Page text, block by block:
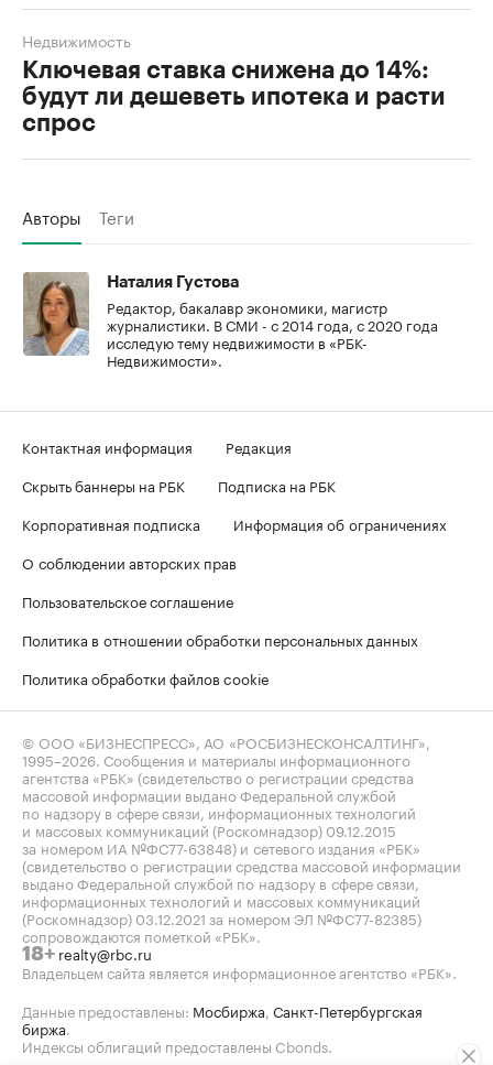
Ключевая ставка снижена до 14%:
будут ли дешеветь ипотека и расти
спрос
Недвижимость
Авторы Теги
Наталия Густова
Редактор, бакалавр экономики, магистр
журналистики. В СМИ - с 2014 года, с 2020 года
исследую тему недвижимости в «РБК-
Недвижимости».
Контактная информация
Редакция
Скрыть баннеры на РБК
Подписка на РБК
Корпоративная подписка
Информация об ограничениях
О соблюдении авторских прав
Пользовательское соглашение
Политика в отношении обработки персональных данных
Политика обработки файлов cookie
© ООО «БИЗНЕСПРЕСС», АО «РОСБИЗНЕСКОНСАЛТИНГ»,
1995–2026. Сообщения и материалы информационного
агентства «РБК» (свидетельство о регистрации средства
массовой информации выдано Федеральной службой
по надзору в сфере связи, информационных технологий
и массовых коммуникаций (Роскомнадзор) 09.12.2015
за номером ИА №ФС77-63848) и сетевого издания «РБК»
(свидетельство о регистрации средства массовой информации
выдано Федеральной службой по надзору в сфере связи,
информационных технологий и массовых коммуникаций
(Роскомнадзор) 03.12.2021 за номером ЭЛ №ФС77-82385)
сопровождаются пометкой «РБК».
18+ realty@rbc.ru
Владельцем сайта является информационное агентство «РБК».
Данные предоставлены: Мосбиржа, Санкт-Петербургская
биржа.
Индексы облигаций предоставлены Cbonds.